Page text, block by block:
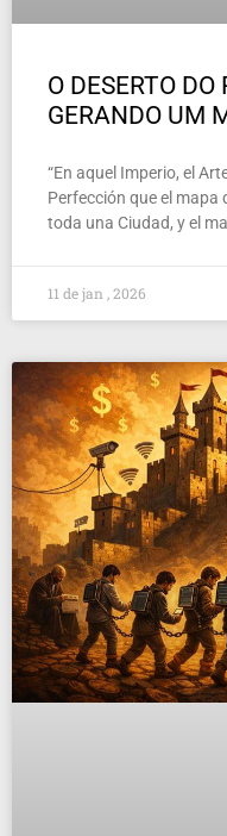
O DESERTO
GERANDO UM
“En aquel Imperio, el
Perfección que el mapa
toda una Ciudad, y el
11 de jan , 2026